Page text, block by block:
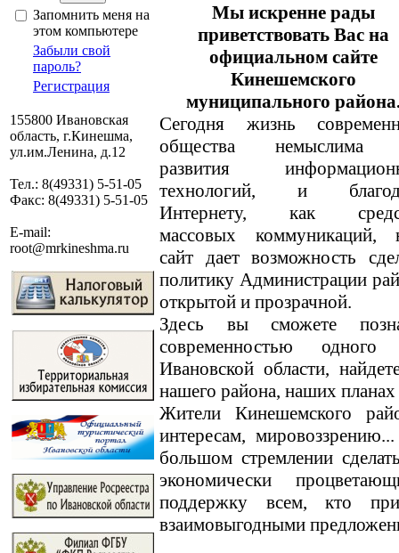
Запомнить меня на
этом компьютере
Забыли свой
пароль?
Регистрация
155800 Ивановская
область, г.Кинешма,
ул.им.Ленина, д.12
Тел.: 8(49331) 5-51-05
Факс: 8(49331) 5-51-05
E-mail:
root@mrkineshma.ru
Мы искренне рады
приветствовать Вас на
официальном сайте
Кинешемского
муниципального
Сегодня жизнь
общества немыслима
развития
технологий, и
Интернету, как
массовых коммуникаций,
сайт дает возможность
политику Администрации
открытой и прозрачной.
Здесь вы сможете
современностью
Ивановской области,
нашего района, наших
Жители Кинешемского
интересам,
большом стремлении
экономически
поддержку всем, кто
взаимовыгодными